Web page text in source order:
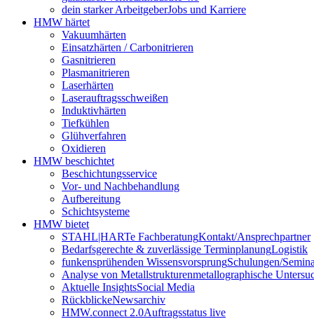
dein starker ArbeitgeberJobs und Karriere
HMW härtet
Vakuumhärten
Einsatzhärten / Carbonitrieren
Gasnitrieren
Plasmanitrieren
Laserhärten
Laserauftragsschweißen
Induktivhärten
Tiefkühlen
Glühverfahren
Oxidieren
HMW beschichtet
Beschichtungsservice
Vor- und Nachbehandlung
Aufbereitung
Schichtsysteme
HMW bietet
STAHL|HARTe FachberatungKontakt/Ansprechpartner
Bedarfsgerechte & zuverlässige TerminplanungLogistik
funkensprühenden WissensvorsprungSchulungen/
Analyse von Metallstrukturenmetallographische
Aktuelle InsightsSocial Media
RückblickeNewsarchiv
HMW.connect 2.0Auftragsstatus live